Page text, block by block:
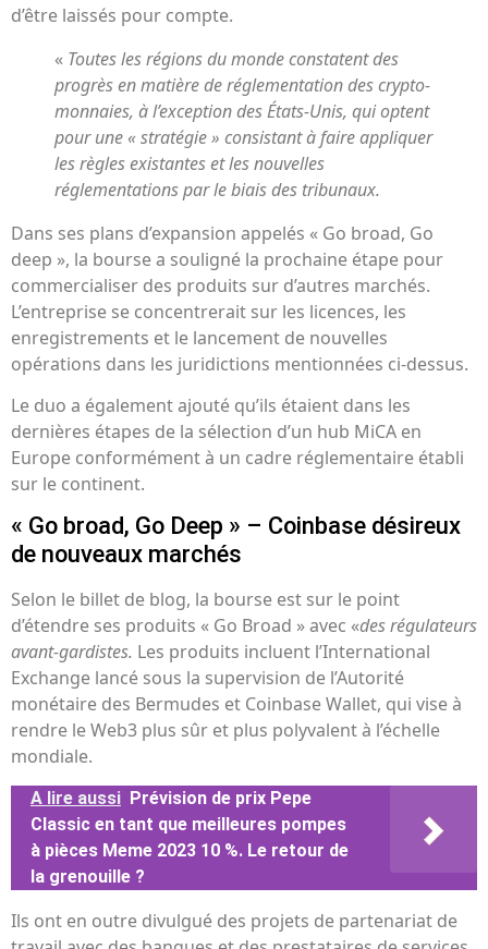
d’être laissés pour compte.
« Toutes les régions du monde constatent des
progrès en matière de réglementation des crypto-
monnaies, à l’exception des États-Unis, qui optent
pour une « stratégie » consistant à faire appliquer
les règles existantes et les nouvelles
réglementations par le biais des tribunaux.
Dans ses plans d’expansion appelés « Go broad, Go
deep », la bourse a souligné la prochaine étape pour
commercialiser des produits sur d’autres marchés.
L’entreprise se concentrerait sur les licences, les
enregistrements et le lancement de nouvelles
opérations dans les juridictions mentionnées ci-dessus.
Le duo a également ajouté qu’ils étaient dans les
dernières étapes de la sélection d’un hub MiCA en
Europe conformément à un cadre réglementaire établi
sur le continent.
« Go broad, Go Deep » – Coinbase désireux
de nouveaux marchés
Selon le billet de blog, la bourse est sur le point
d’étendre ses produits « Go Broad » avec «des régulateurs
avant-gardistes. Les produits incluent l’International
Exchange lancé sous la supervision de l’Autorité
monétaire des Bermudes et Coinbase Wallet, qui vise à
rendre le Web3 plus sûr et plus polyvalent à l’échelle
mondiale.
A lire aussi Prévision de prix Pepe
Classic en tant que meilleures pompes
à pièces Meme 2023 10 %. Le retour de
la grenouille ?
Ils ont en outre divulgué des projets de partenariat de